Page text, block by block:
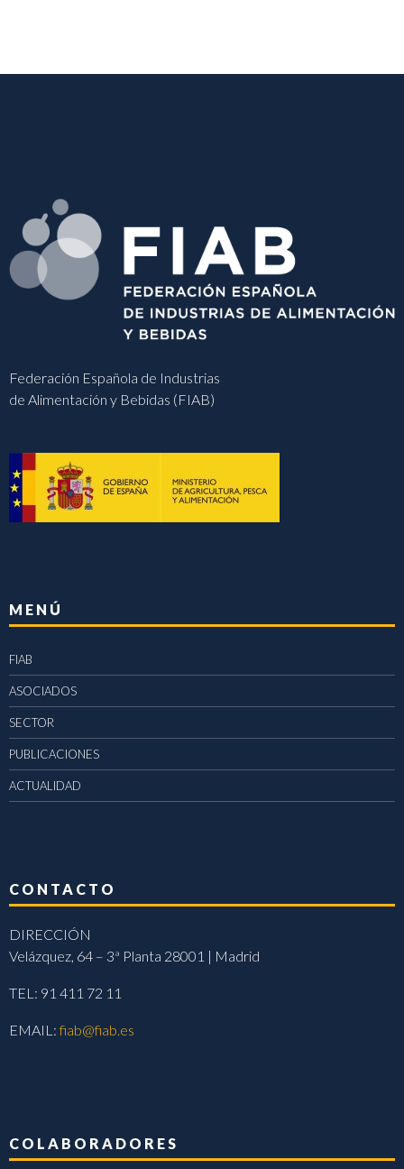
Federación Española de Industrias
de Alimentación y Bebidas (FIAB)
MENÚ
FIAB
ASOCIADOS
SECTOR
PUBLICACIONES
ACTUALIDAD
CONTACTO
DIRECCIÓN
Velázquez, 64 – 3ª Planta 28001 | Madrid
TEL: 91 411 72 11
EMAIL:fiab@fiab.es
COLABORADORES